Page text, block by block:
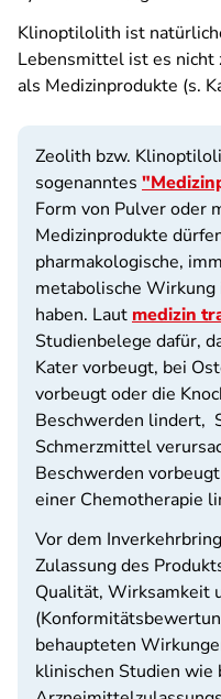
Klinoptilolith ist
Lebensmittel ist es nicht
als Medizinprodukte (s.
Zeolith bzw.
sogenanntes
Form von Pulver oder
Medizinprodukte
pharmakologische,
metabolische
haben. Laut medizin
Studienbelege dafür,
Kater vorbeugt, bei
vorbeugt oder die
Beschwerden lindert,
Schmerzmittel
Beschwerden
einer Chemotherapie
Vor dem
Zulassung des
Qualität, Wirksamkeit
behaupteten
klinischen Studien wie